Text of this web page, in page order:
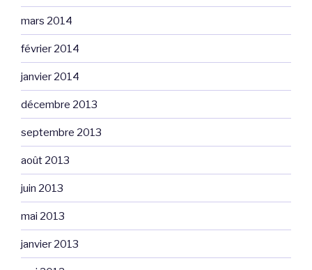
mars 2014
février 2014
janvier 2014
décembre 2013
septembre 2013
août 2013
juin 2013
mai 2013
janvier 2013